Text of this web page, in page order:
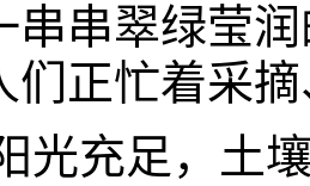
串串翠绿莹
们正忙着采
光充足，土